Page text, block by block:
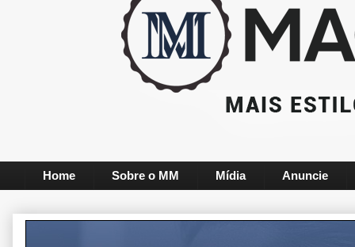
Home Sobre o MM Mídia Anuncie